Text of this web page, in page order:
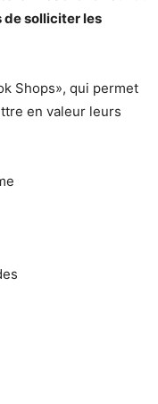
de solliciter les
Shops», qui permet
en valeur leurs